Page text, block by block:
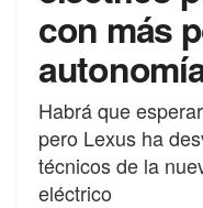
con más
Habrá que
pero Lexus ha
técnicos de la
eléctrico